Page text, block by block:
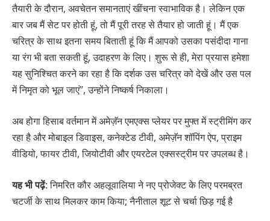
तैयारी के दौरान, अवचेतन समानताएं खींचना स्वाभाविक है। लेकिन एक
बार जब मैं सेट पर होती हूं, तो मैं पूरी तरह से तैयार हो जाती हूं। मैं एक
चरित्र के साथ इतना समय बिताती हूं कि मैं आपको उसका पसंदीदा गाना
या रंग भी बता सकती हूं, उदाहरण के लिए। शुरू से ही, मेरा प्रयास हमेशा
यह सुनिश्चित करने का रहा है कि दर्शक उस चरित्र को देखें और उस पल
में निमृत को भूल जाएं”, उन्होंने निष्कर्ष निकाला।
अब होगा हिसाब वर्तमान में अमेज़ॅन एमएक्स प्लेयर पर मुफ्त में स्ट्रीमिंग कर
रहा है और मोबाइल डिवाइस, कनेक्टेड टीवी, अमेज़ॅन शॉपिंग ऐप, प्राइम
वीडियो, फायर टीवी, जियोटीवी और एयरटेल एक्सस्ट्रीम पर उपलब्ध है।
यह भी पढ़ें: निमरित कौर अहलूवालिया ने नए प्रोजेक्ट के लिए परमब्रत
चटर्जी के साथ मिलकर काम किया; नैनीताल शूट से चर्चा छिड़ गई है